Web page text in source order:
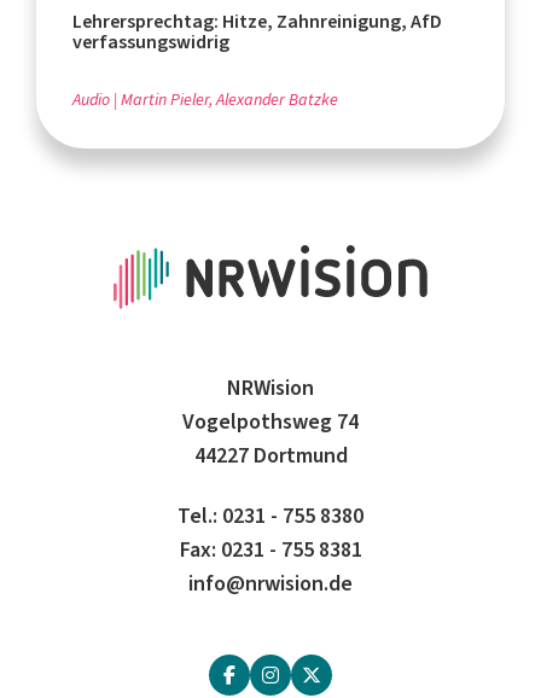
Lehrersprechtag: Hitze, Zahnreinigung, AfD
verfassungswidrig
Audio Martin Pieler, Alexander Batzke
NRWision
Vogelpothsweg 74
44227 Dortmund
Tel.: 0231 - 755 8380
Fax: 0231 - 755 8381
info@nrwision.de